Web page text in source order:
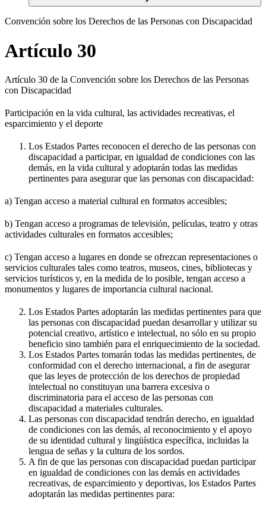
Convención sobre los Derechos de las Personas con Discapacidad
Artículo 30
Artículo 30 de la Convención sobre los Derechos de las Personas
con Discapacidad
Participación en la vida cultural, las actividades recreativas, el
esparcimiento y el deporte
Los Estados Partes reconocen el derecho de las personas con
discapacidad a participar, en igualdad de condiciones con las
demás, en la vida cultural y adoptarán todas las medidas
pertinentes para asegurar que las personas con discapacidad:
a) Tengan acceso a material cultural en formatos accesibles;
b) Tengan acceso a programas de televisión, películas, teatro y otras
actividades culturales en formatos accesibles;
c) Tengan acceso a lugares en donde se ofrezcan representaciones o
servicios culturales tales como teatros, museos, cines, bibliotecas y
servicios turísticos y, en la medida de lo posible, tengan acceso a
monumentos y lugares de importancia cultural nacional.
Los Estados Partes adoptarán las medidas pertinentes para que
las personas con discapacidad puedan desarrollar y utilizar su
potencial creativo, artístico e intelectual, no sólo en su propio
beneficio sino también para el enriquecimiento de la sociedad.
Los Estados Partes tomarán todas las medidas pertinentes, de
conformidad con el derecho internacional, a fin de asegurar
que las leyes de protección de los derechos de propiedad
intelectual no constituyan una barrera excesiva o
discriminatoria para el acceso de las personas con
discapacidad a materiales culturales.
Las personas con discapacidad tendrán derecho, en igualdad
de condiciones con las demás, al reconocimiento y el apoyo
de su identidad cultural y lingüística específica, incluidas la
lengua de señas y la cultura de los sordos.
A fin de que las personas con discapacidad puedan participar
en igualdad de condiciones con las demás en actividades
recreativas, de esparcimiento y deportivas, los Estados Partes
adoptarán las medidas pertinentes para: